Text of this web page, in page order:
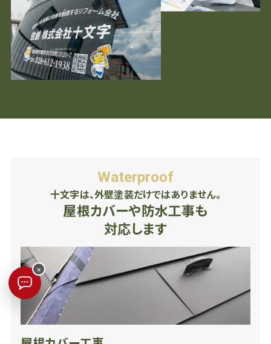
Waterproof
十文字は、外壁塗装だけではありません。
屋根カバーや防水工事も
対応します
×